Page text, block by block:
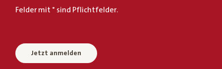
Felder mit * sind Pflichtfelder.
Jetzt anmelden